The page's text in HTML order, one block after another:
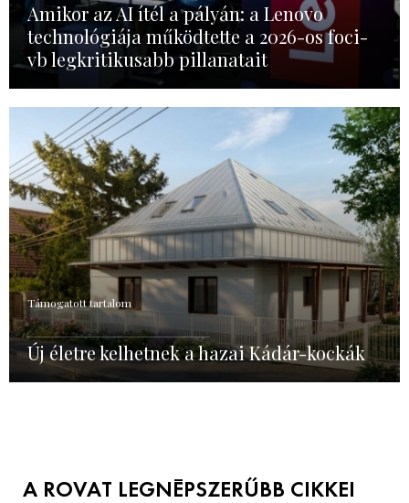
Amikor az AI ítél a pályán: a Lenovo
technológiája működtette a 2026-os foci-
vb legkritikusabb pillanatait
Támogatott tartalom
Új életre kelhetnek a hazai Kádár-kockák
A ROVAT LEGNÉPSZERŰBB CIKKEI